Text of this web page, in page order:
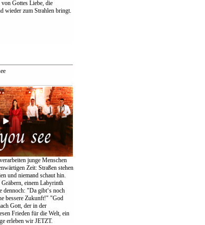
Gottes Liebe, die
wieder zum Strahlen bringt.
junge Menschen
Zeit: Straßen stehen
und niemand schaut hin.
einem Labyrinth
dennoch: "Da gibt‘s noch
bessere Zukunft!" "God
Gott, der in der
Frieden für die Welt, ein
erleben wir JETZT.